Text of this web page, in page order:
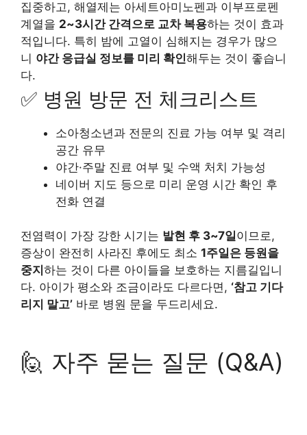
집중하고, 해열제는 아세트아미노펜과 이부프로펜
계열을 2~3시간 간격으로 교차 복용하는 것이 효과
적입니다. 특히 밤에 고열이 심해지는 경우가 많으
니 야간 응급실 정보를 미리 확인해두는 것이 좋습니
다.
✅ 병원 방문 전 체크리스트
소아청소년과 전문의 진료 가능 여부 및 격리
공간 유무
야간·주말 진료 여부 및 수액 처치 가능성
네이버 지도 등으로 미리 운영 시간 확인 후
전화 연결
전염력이 가장 강한 시기는 발현 후 3~7일이므로,
증상이 완전히 사라진 후에도 최소 1주일은 등원을
중지 하는 것이 다른 아이들을 보호하는 지름길입니
다. 아이가 평소와 조금이라도 다르다면, ‘참고 기다
리지 말고’ 바로 병원 문을 두드리세요.
🙋 자주 묻는 질문 (Q&A)